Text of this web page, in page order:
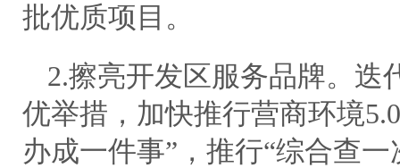
批优质项目。
2.擦亮开发区服务品牌。迭
优举措，加快推行营商环境
办成一件事”，推行“综合查